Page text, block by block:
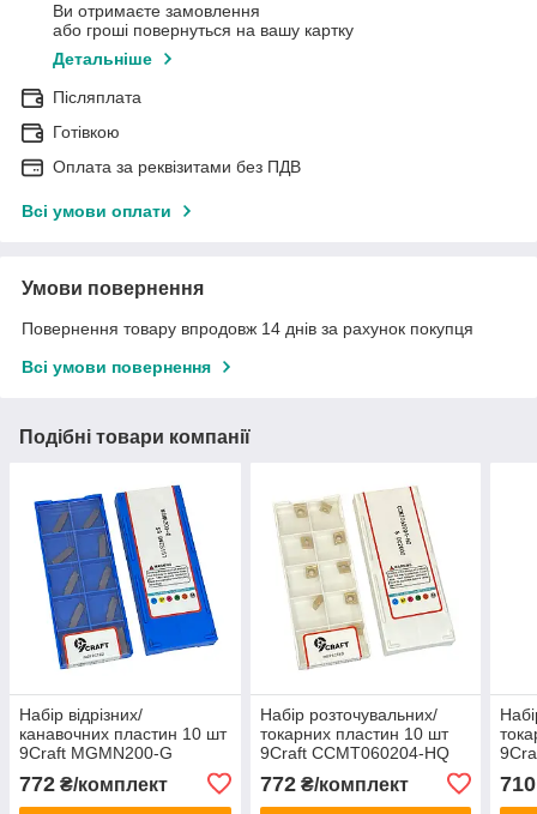
Ви отримаєте замовлення
або гроші повернуться на вашу картку
Детальніше
Післяплата
Готівкою
Оплата за реквізитами без ПДВ
Всі умови оплати
Умови повернення
Повернення товару впродовж 14 днів за рахунок покупця
Всі умови повернення
Подібні товари компанії
Набір відрізних/
канавочних пластин 10 шт
9Craft MGMN200-G
нержавіючої сталі
772 ₴/комплект
Набір розточувальних/
токарних пластин 10 шт
9Craft CCMT060204-HQ
сталі
772₴/комплект 710